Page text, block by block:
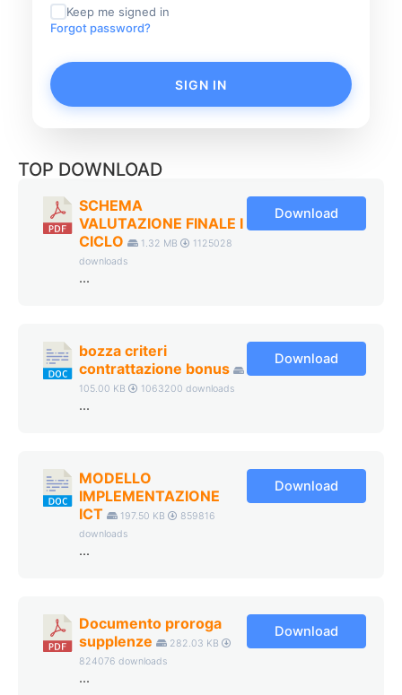
Keep me signed in
Forgot password?
SIGN IN
TOP DOWNLOAD
SCHEMA
VALUTAZIONE FINALE I
CICLO
1.32 MB
1125028
downloads
...
Download
bozza criteri
contrattazione bonus
105.00 KB 1063200 downloads
...
Download
MODELLO
IMPLEMENTAZIONE
ICT
197.50 KB
859816
downloads
...
Download
Documento proroga
supplenze
282.03 KB
824076 downloads
...
Download